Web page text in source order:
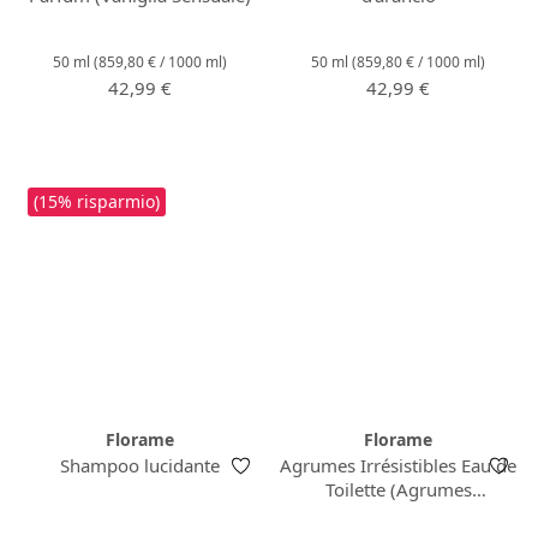
50 ml (859,80 € / 1000 ml)
Prezzo normale:
42,99 €
50 ml (859,80 € / 1000 ml)
Prezzo normale:
42,99 €
(15% risparmio)
Florame
Shampoo lucidante
Florame
Agrumes Irrésistibles Eau de
Toilette (Agrumes